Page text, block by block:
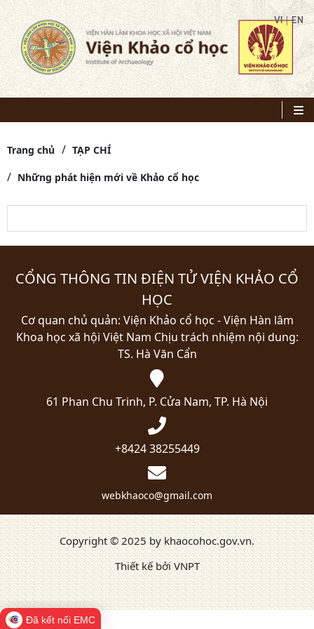
VI|EN
Trang chủ TẠP CHÍ
Những phát hiện mới về Khảo cổ học
CỔNG THÔNG TIN ĐIỆN TỬ VIỆN KHẢO CỔ
HỌC
Cơ quan chủ quản: Viện Khảo cổ học - Viện Hàn lâm
Khoa học xã hội Việt Nam Chịu trách nhiệm nội dung:
TS. Hà Văn Cẩn
61 Phan Chu Trinh, P. Cửa Nam, TP. Hà Nội
+8424 38255449
webkhaoco@gmail.com
Copyright © 2025 by khaocohoc.gov.vn.
Thiết kế bởi VNPT
Đã kết nối EMC